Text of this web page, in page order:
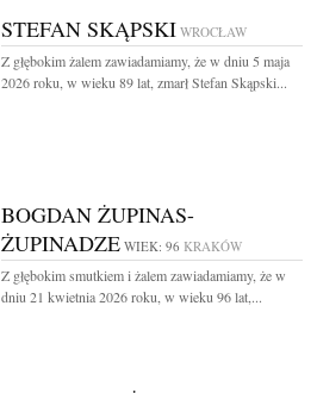
STEFAN SKĄPSKI WROCŁAW
Z głębokim żalem zawiadamiamy, że w dniu 5 maja
2026 roku, w wieku 89 lat, zmarł Stefan Skąpski...
BOGDAN ŻUPINAS-
ŻUPINADZE WIEK: 96 KRAKÓW
Z głębokim smutkiem i żalem zawiadamiamy, że w
dniu 21 kwietnia 2026 roku, w wieku 96 lat,...